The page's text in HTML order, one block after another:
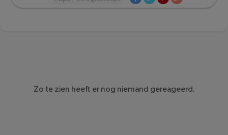
Zo te zien heeft er nog niemand gereageerd.